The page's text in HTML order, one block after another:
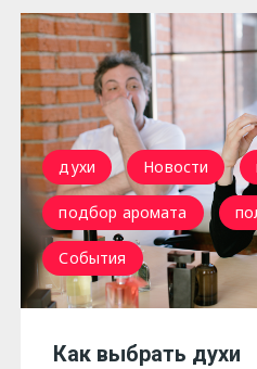
духи Новости
подбор аромата
События
Как выбрать духи